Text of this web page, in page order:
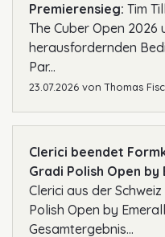
Premierensieg: Tim
The Cuber Open 2026
herausfordernden
Par...
23.07.2026 vonThomas
Clerici beendet
Gradi Polish Open by
Clerici aus der
Polish Open by
Gesamtergebnis...